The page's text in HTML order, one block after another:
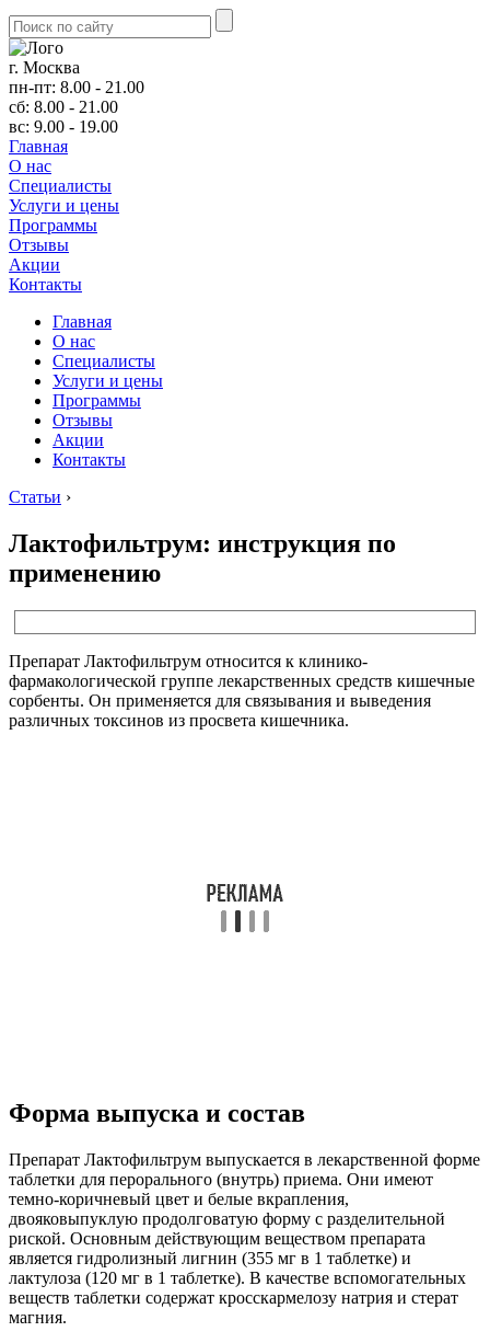
г. Москва
пн-пт: 8.00 - 21.00
сб: 8.00 - 21.00
вс: 9.00 - 19.00
Главная
О нас
Cпециалисты
Услуги и цены
Программы
Отзывы
Акции
Контакты
Главная
О нас
Cпециалисты
Услуги и цены
Программы
Отзывы
Акции
Контакты
Статьи ›
Лактофильтрум: инструкция по
применению
Препарат Лактофильтрум относится к клинико-
фармакологической группе лекарственных средств кишечные
сорбенты. Он применяется для связывания и выведения
различных токсинов из просвета кишечника.
Форма выпуска и состав
Препарат Лактофильтрум выпускается в лекарственной форме
таблетки для перорального (внутрь) приема. Они имеют
темно-коричневый цвет и белые вкрапления,
двояковыпуклую продолговатую форму с разделительной
риской. Основным действующим веществом препарата
является гидролизный лигнин (355 мг в 1 таблетке) и
лактулоза (120 мг в 1 таблетке). В качестве вспомогательных
веществ таблетки содержат кросскармелозу натрия и стерат
магния.